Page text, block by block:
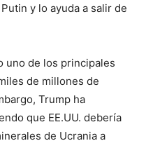
y lo ayuda a salir de
uno de los principales
de millones de
Trump ha
que EE.UU. debería
de Ucrania a